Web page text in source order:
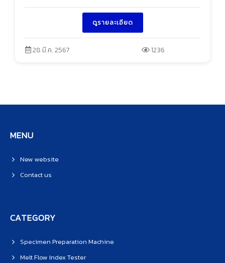
ดูรายละเอียด
28 มี.ค. 2567 1236
MENU
New website
Contact us
CATEGORY
Specimen Preparation Machine
Melt Flow Index Tester